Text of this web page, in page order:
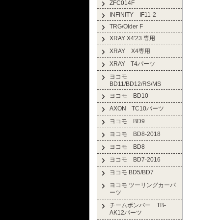
ZFC014F
INFINITY IF11-2
TRG/Older F
XRAY X4'23 専用
XRAY X4専用
XRAY T4パーツ
ヨコモ
BD11/BD12/RS/MS
ヨコモ BD10
AXON TC10パーツ
ヨコモ BD9
ヨコモ BD8-2018
ヨコモ BD8
ヨコモ BD7-2016
ヨコモ BD5/BD7
ヨコモ ツーリングカーパ
ーツ
チームボンバー TB-
AK12パーツ